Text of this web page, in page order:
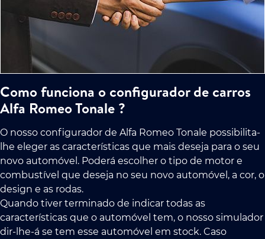
Como funciona o configurador de carros
Alfa Romeo Tonale ?
O nosso configurador de Alfa Romeo Tonale possibilita-
lhe eleger as características que mais deseja para o seu
novo automóvel. Poderá escolher o tipo de motor e
combustível que deseja no seu novo automóvel, a cor, o
design e as rodas.
Quando tiver terminado de indicar todas as
características que o automóvel tem, o nosso simulador
dir-lhe-á se tem esse automóvel em stock. Caso